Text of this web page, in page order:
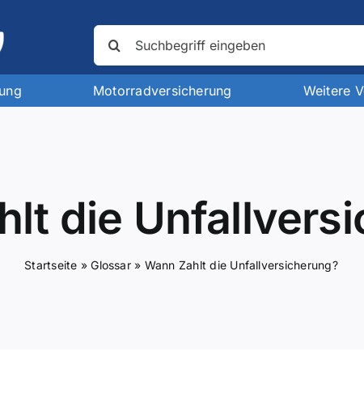
nach:
Motorradversicherung Weitere
die
Startseite »Glossar» Wann Zahlt die Unfallversicherung?